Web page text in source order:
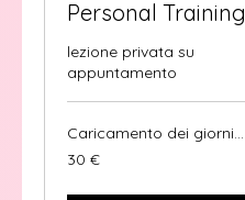
Personal Training
lezione privata su
appuntamento
Caricamento dei giorni...
euro
30 €